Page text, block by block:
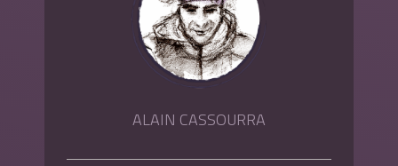
ALAIN CASSOURRA